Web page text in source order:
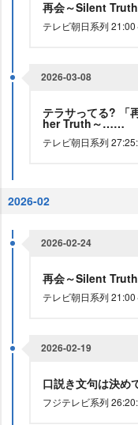
再会～Silent
テレビ朝日系列
2026-03-08
テラサってる? 「
her Truth～……
テレビ朝日系列
2026-02
2026-02-24
再会～Silent
テレビ朝日系列
2026-02-19
口説き文句は決め
フジテレビ系列